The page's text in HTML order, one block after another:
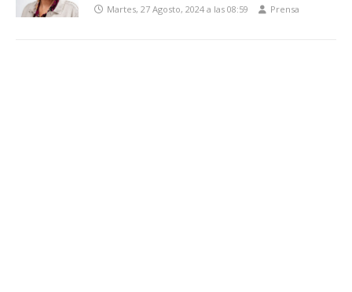
Martes, 27 Agosto, 2024 a las 08:59 Prensa